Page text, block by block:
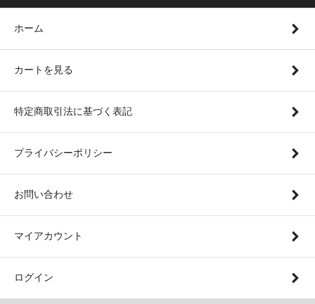
ホーム
カートを見る
特定商取引法に基づく表記
プライバシーポリシー
お問い合わせ
マイアカウント
ログイン